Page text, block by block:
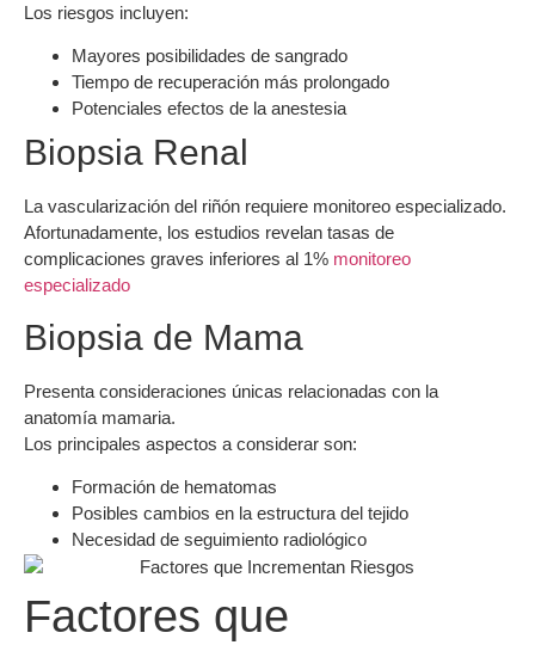
Los riesgos incluyen:
Mayores posibilidades de sangrado
Tiempo de recuperación más prolongado
Potenciales efectos de la anestesia
Biopsia Renal
La vascularización del riñón requiere monitoreo especializado.
Afortunadamente, los estudios revelan tasas de
complicaciones graves inferiores al 1% monitoreo
especializado
Biopsia de Mama
Presenta consideraciones únicas relacionadas con la
anatomía mamaria.
Los principales aspectos a considerar son:
Formación de hematomas
Posibles cambios en la estructura del tejido
Necesidad de seguimiento radiológico
Factores que